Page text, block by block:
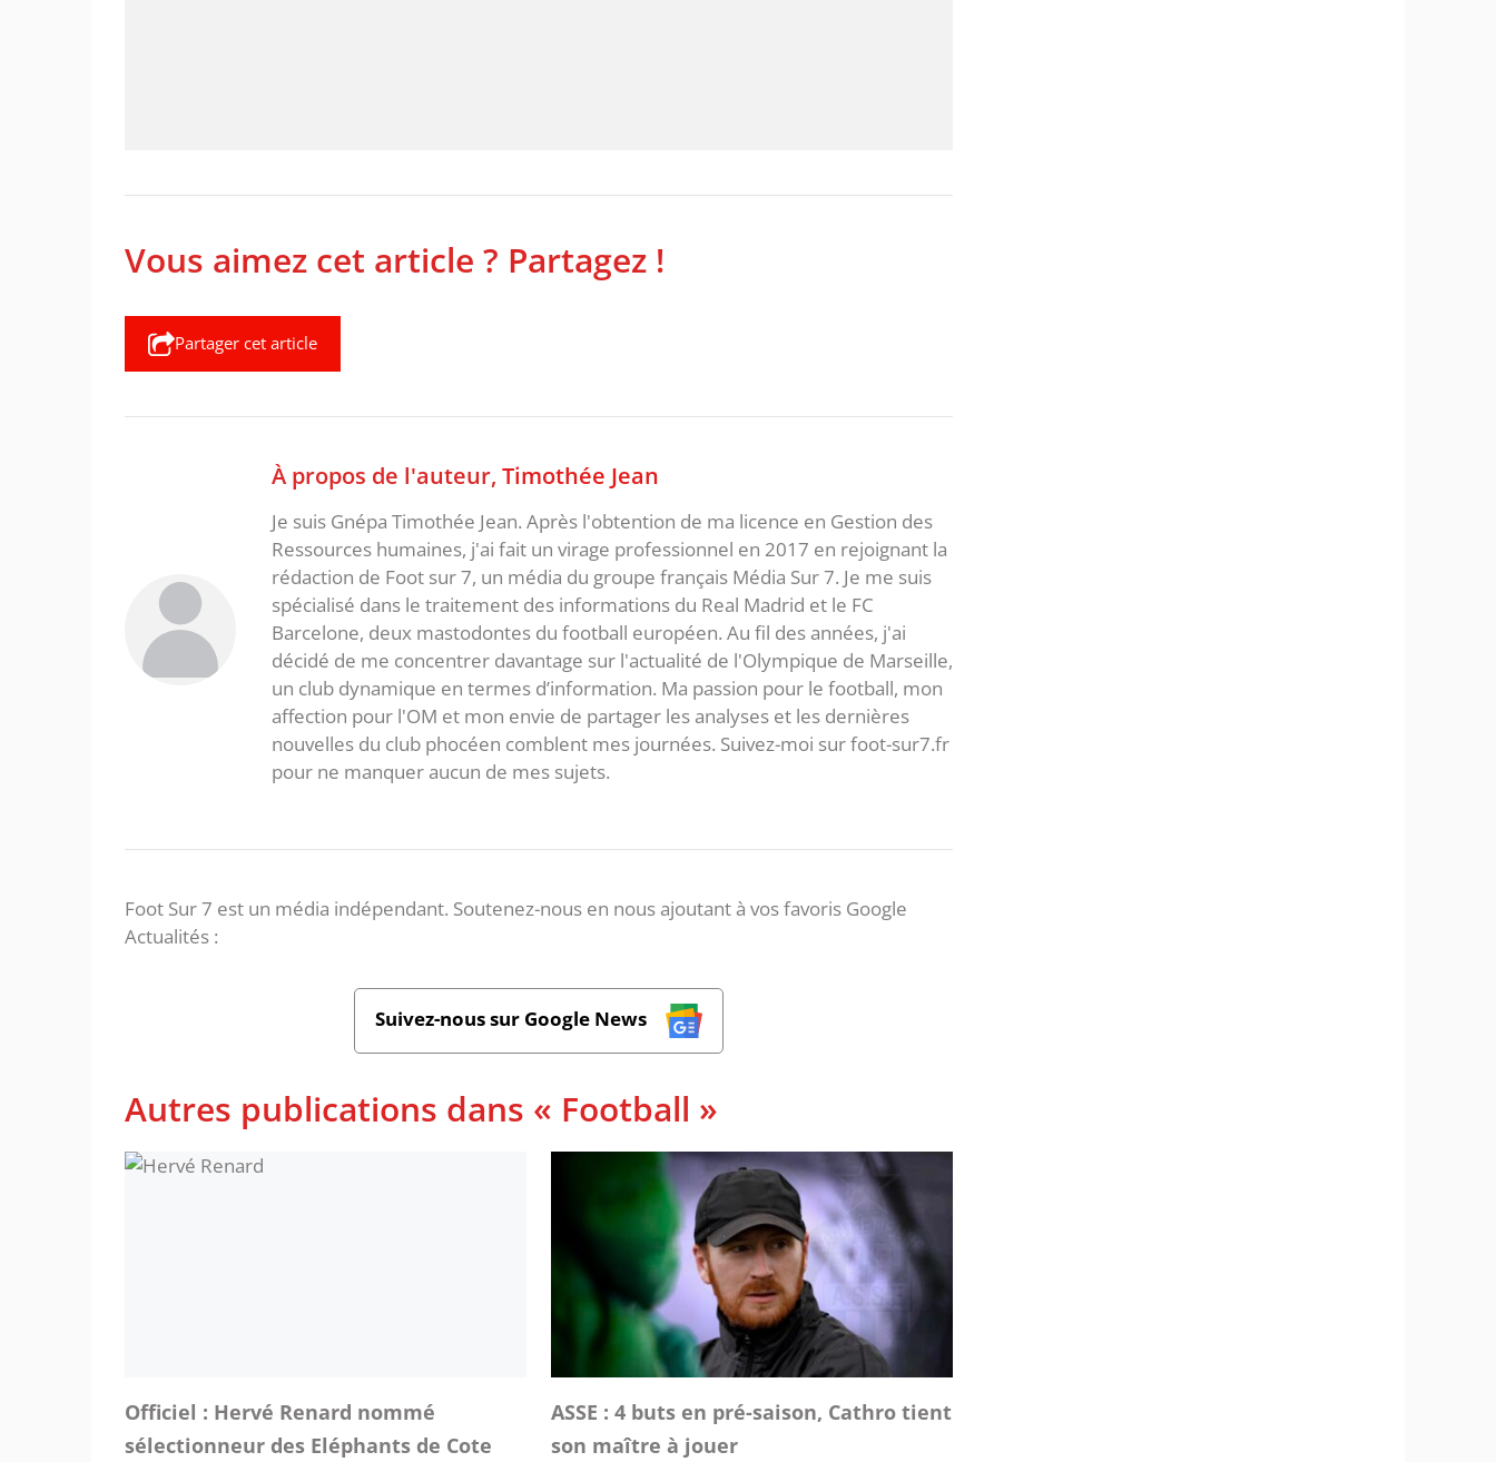
Vous aimez cet article ? Partagez !
Partager cet article
À propos de l'auteur, Timothée Jean
Je suis Gnépa Timothée Jean. Après l'obtention de ma licence en Gestion des
Ressources humaines, j'ai fait un virage professionnel en 2017 en rejoignant la
rédaction de Foot sur 7, un média du groupe français Média Sur 7. Je me suis
spécialisé dans le traitement des informations du Real Madrid et le FC
Barcelone, deux mastodontes du football européen. Au fil des années, j'ai
décidé de me concentrer davantage sur l'actualité de l'Olympique de Marseille,
un club dynamique en termes d’information. Ma passion pour le football, mon
affection pour l'OM et mon envie de partager les analyses et les dernières
nouvelles du club phocéen comblent mes journées. Suivez-moi sur foot-sur7.fr
pour ne manquer aucun de mes sujets.
Foot Sur 7 est un média indépendant. Soutenez-nous en nous ajoutant à vos favoris Google
Actualités :
Suivez-nous sur Google News
Autres publications dans « Football »
Officiel : Hervé Renard nommé
sélectionneur des Eléphants de Cote
ASSE : 4 buts en pré-saison, Cathro tient
son maître à jouer